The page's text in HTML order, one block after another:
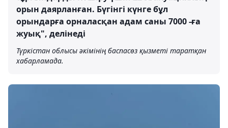
орын даярланған. Бүгінгі күнге бұл
орындарға орналасқан адам саны 7000 -ға
жуық", делінеді
Түркістан облысы әкімінің баспасөз қызметі таратқан
хабарламада.